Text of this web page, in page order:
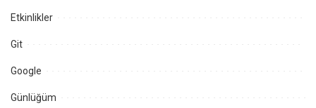
Etkinlikler
Git
Google
Günlüğüm